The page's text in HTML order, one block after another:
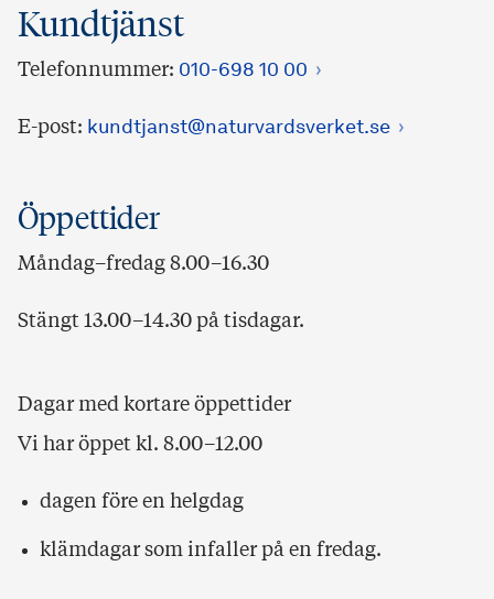
Kundtjänst
Telefonnummer: 010-698 10 00
E-post: kundtjanst@naturvardsverket.se
Öppettider
Måndag–fredag 8.00–16.30
Stängt 13.00–14.30 på tisdagar.
Dagar med kortare öppettider
Vi har öppet kl. 8.00–12.00
dagen före en helgdag
klämdagar som infaller på en fredag.